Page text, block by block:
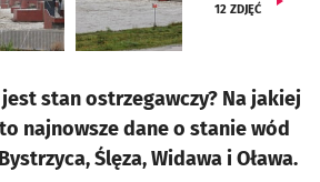
12 ZDJĘĆ
stan ostrzegawczy? Na jakiej
najnowsze dane o stanie wód
Ślęza, Widawa i Oława.